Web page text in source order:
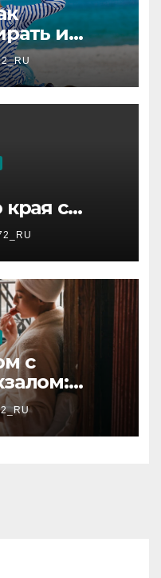
и
края с
с
в